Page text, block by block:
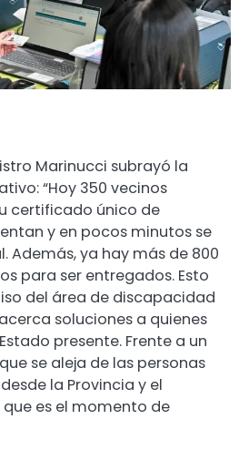
Marinucci subrayó la
“Hoy 350 vecinos
certificado único de
y en pocos minutos se
Además, ya hay más de 800
para ser entregados. Esto
del área de discapacidad
soluciones a quienes
presente. Frente a un
se aleja de las personas
la Provincia y el
es el momento de